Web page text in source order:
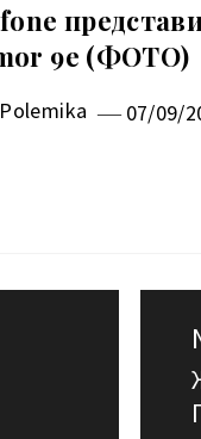
9e (ФОТО)
Polemika 07/09/